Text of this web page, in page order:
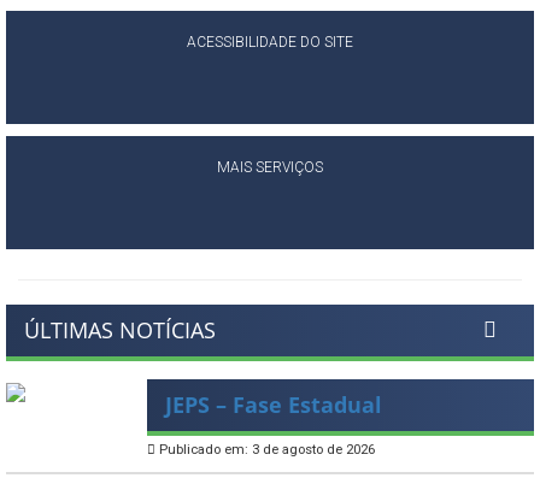
ACESSIBILIDADE DO SITE
MAIS SERVIÇOS
ÚLTIMAS NOTÍCIAS
JEPS – Fase Estadual
Publicado em: 3 de agosto de 2026